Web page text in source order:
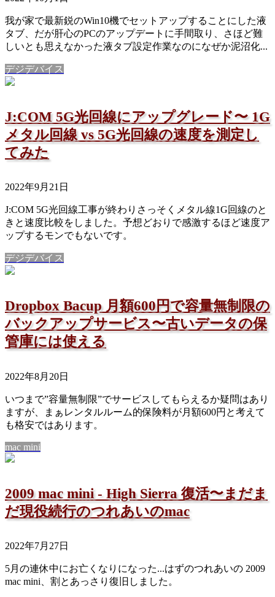
我が家で最新鋭のWin10機でセットアップすることにした液
タブ、だが肝心のPCのアップデートに手間取り、さほど難
しいとも思えなかった液タブ設定作業なのになぜか泥沼化...
デジデバイス
J:COM 5G光回線にアップグレード〜 1G
メタル回線 vs 5G光回線の速度を測定し
てみた
2022年9月21日
J:COM 5G光回線工事が終わりさっそくメタル線1G回線のと
きと速度比較をしました。予想どおりで感激するほど速度ア
ップするモンでもないです。
デジデバイス
Dropbox Bacup 月額600円で容量無制限の
バックアップサービス〜古いデータの保
管庫には使える
2022年8月20日
いつまで”容量無制限”でサービスしてもらえるか疑問はあり
ますが、まぁレンタルルーム的保険料が月額600円と考えて
も格安ではあります。
mac mini
2009 mac mini - High Sierra 復活〜まだま
だ現役続行のつれあいのmac
2022年7月27日
5月の連休中にお亡くなりになった...はずのつれあいの 2009
mac mini、割とあっさり復旧しました。